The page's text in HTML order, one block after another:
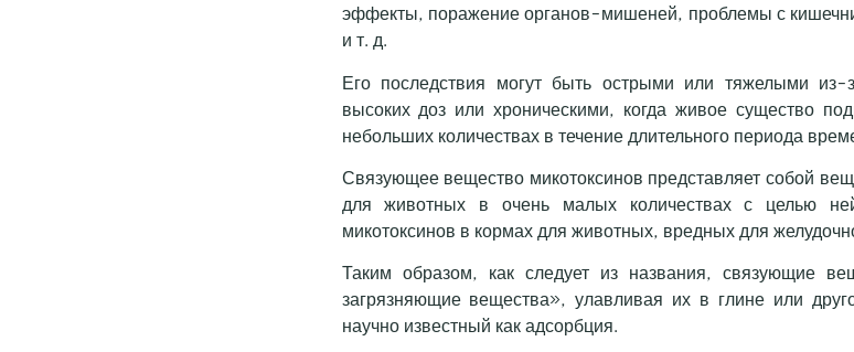
эффекты, поражение органов-мишеней, проблемы с
и т. д.
Его последствия могут быть острыми или тяжелыми из-
высоких доз или хроническими, когда живое существо
небольших количествах в течение длительного периода
Связующее вещество микотоксинов представляет собой
для животных в очень малых количествах с целью
микотоксинов в кормах для животных, вредных для
Таким образом, как следует из названия, связующие
загрязняющие вещества», улавливая их в глине или
научно известный как адсорбция.